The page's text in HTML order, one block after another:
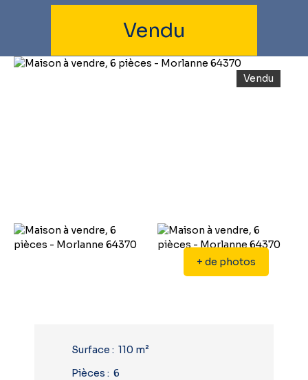
Vendu
Vendu
+ de photos
Surface : 110 m²
Pièces : 6